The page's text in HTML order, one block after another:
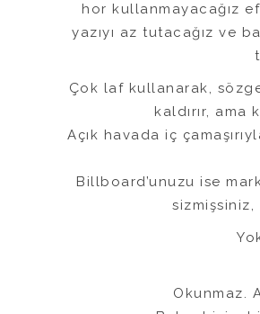
hor kullanmayacağız
yazıyı az tutacağız ve
Çok laf kullanarak,
kaldırır, ama
Açık havada iç
Billboard’unuzu ise
Okunmaz.